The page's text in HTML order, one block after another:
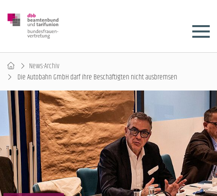
News-Archiv
Die Autobahn GmbH darf ihre Beschäftigten nicht ausbremsen